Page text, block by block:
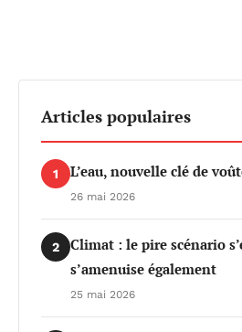
Articles populaires
1 L’eau, nouvelle clé de
26 mai 2026
2
Climat : le pire scénario
s’amenuise également
25 mai 2026